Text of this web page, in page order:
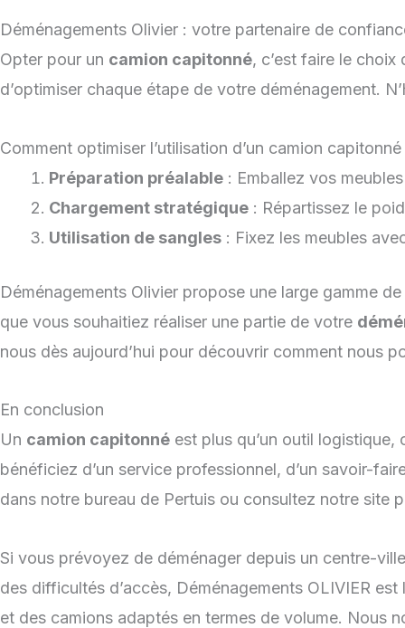
Déménagements Olivier : votre partenaire de
Opter pour un camion capitonné, c’est faire le
d’optimiser chaque étape de votre déménagement.
Comment optimiser l’utilisation d’un camion capitonné
Préparation préalable : Emballez vos
Chargement stratégique : Répartissez le
Utilisation de sangles : Fixez les meubles
Déménagements Olivier propose une large gamme
que vous souhaitiez réaliser une partie de votre
nous dès aujourd’hui pour découvrir comment nous
En conclusion
Un camion capitonné est plus qu’un outil
bénéficiez d’un service professionnel, d’un savoir-
dans notre bureau de Pertuis ou consultez notre site
Si vous prévoyez de déménager depuis un centre-
des difficultés d’accès, Déménagements OLIVIER
et des camions adaptés en termes de volume. Nous